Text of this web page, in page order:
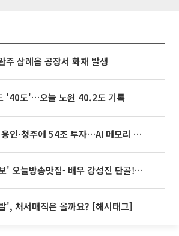
주 삼례읍 공장서 화재 발생
'40도'…오늘 노원 40.2도 기록
SK하이닉스, 용인·청주에 54조 투자…AI 메모리 생산기지 키운다
'2TV 생생정보' 오늘방송맛집- 배우 강성진 단골! 쌀국수ㆍ푸팟퐁 커리 맛집 '블○○○'
', 처서매직은 올까요? [해시태그]